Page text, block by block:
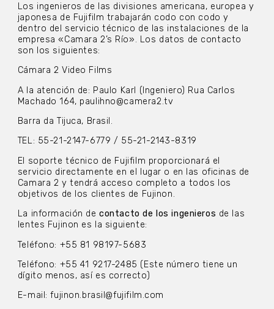
Los ingenieros de las divisiones americana, europea y
japonesa de Fujifilm trabajarán codo con codo y
dentro del servicio técnico de las instalaciones de la
empresa «Camara 2’s Río». Los datos de contacto
son los siguientes:
Cámara 2 Video Films
A la atención de: Paulo Karl (Ingeniero) Rua Carlos
Machado 164, paulihno@camera2.tv
Barra da Tijuca, Brasil.
TEL: 55-21-2147-6779 / 55-21-2143-8319
El soporte técnico de Fujifilm proporcionará el
servicio directamente en el lugar o en las oficinas de
Camara 2 y tendrá acceso completo a todos los
objetivos de los clientes de Fujinon.
La información decontacto de los ingenieros de las
lentes Fujinon es la siguiente:
Teléfono: +55 81 98197-5683
Teléfono: +55 41 9217-2485 (Este número tiene un
dígito menos, así es correcto)
E-mail: fujinon.brasil@fujifilm.com